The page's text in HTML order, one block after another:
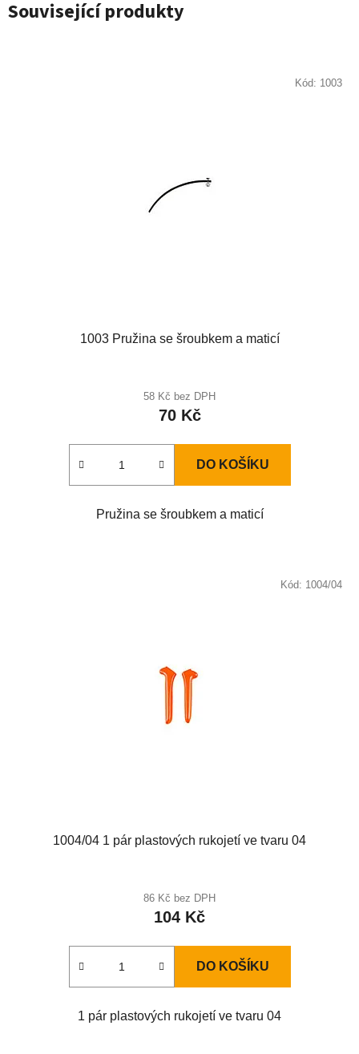
Související produkty
1003 Pružina se šroubkem a maticí
58 Kč bez DPH
70 Kč
DO KOŠÍKU
Pružina se šroubkem a maticí
Kód: 1003
1004/04 1 pár plastových rukojetí ve tvaru 04
86 Kč bez DPH
104 Kč
DO KOŠÍKU
1 pár plastových rukojetí ve tvaru 04
Kód: 1004/04